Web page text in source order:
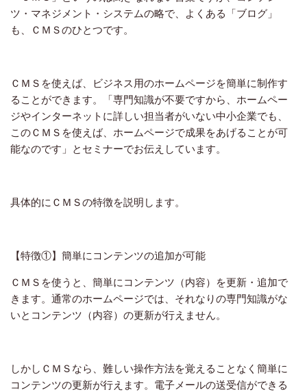
ツ・マネジメント・システムの略で、よくある「ブログ」
も、ＣＭＳのひとつです。
ＣＭＳを使えば、ビジネス用のホームページを簡単に制作す
ることができます。「専門知識が不要ですから、ホームペー
ジやインターネットに詳しい担当者がいない中小企業でも、
このＣＭＳを使えば、ホームページで成果をあげることが可
能なのです」とセミナーでお伝えしています。
具体的にＣＭＳの特徴を説明します。
【特徴①】簡単にコンテンツの追加が可能
ＣＭＳを使うと、簡単にコンテンツ（内容）を更新・追加で
きます。通常のホームページでは、それなりの専門知識がな
いとコンテンツ（内容）の更新が行えません。
しかしＣＭＳなら、難しい操作方法を覚えることなく簡単に
コンテンツの更新が行えます。電子メールの送受信ができる